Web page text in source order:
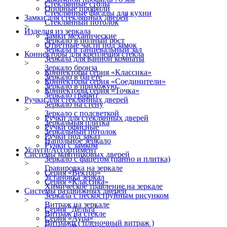
Стеклянные столы
Стеклянные фасады для кухни
Стеклянный потолок
Изделия из зеркала
Зеркало в полный рост
Зеркала в танцевальный зал
Зеркала для ванной комнаты
Зеркало бронза
Зеркало в багете
Зеркало в прихожую
Зеркало графит
Зеркало на стену
Зеркало с подсветкой
Зеркальная плитка
Зеркальный потолок
Напольное зеркало
Услуги/Ассортимент
Зеркало с фацетом (панно и плитка)
Гравировка на зеркале
Установка зеркал
Химическое травление на зеркале
Зеркала с пескоструйным рисунком
Витраж на зеркале
Витраж на стекле
Витражи ( пленочный витраж )
Опорные профили
Замки для стеклянных дверей
>
Замки механические
Ответные части под замок
Коннекторы для крепления стекла
>
Коннекторы серия «Классика»
Коннекторы серия «Соединители»
Коннекторы серия «Точка»
Ручки для стеклянных дверей
>
Ручки для стеклянных дверей
Ручки офисные
Ручки под заказ
Ручки с замком
Системы маятниковых дверей
>
Серия «Вектор»
Серия «Классика»
Системы раздвижных дверей
>
Серия "Дельта"
Серия «Аура»